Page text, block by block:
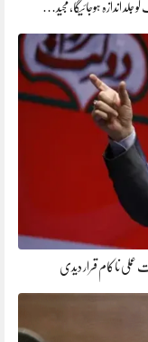
اندازہ ہوجائیگا، مجید…
عملی ناکام قرار دیدی